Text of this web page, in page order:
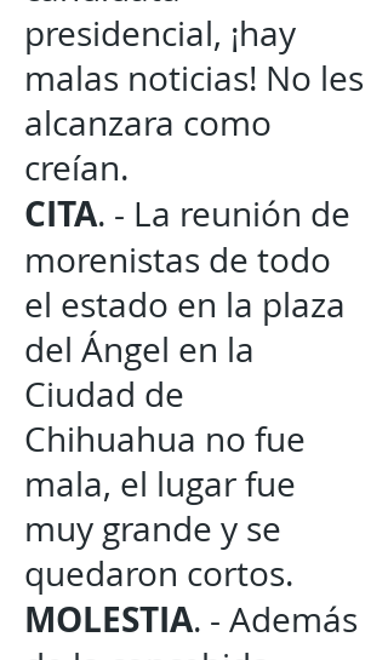
presidencial, ¡hay
malas noticias! No les
alcanzara como
creían.
CITA. - La reunión de
morenistas de todo
el estado en la plaza
del Ángel en la
Ciudad de
Chihuahua no fue
mala, el lugar fue
muy grande y se
quedaron cortos.
MOLESTIA. - Además